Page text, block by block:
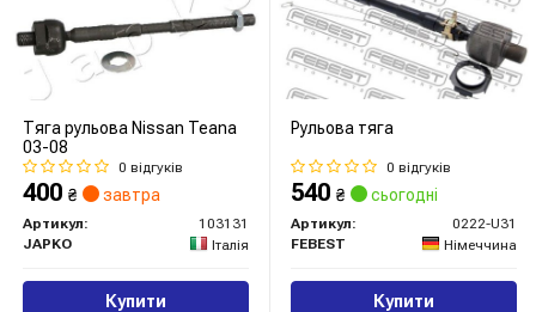
Тяга рульова Nissan Teana
03-08
0 відгуків
400 ₴ завтра
Артикул:
103131
JAPKO
Італія
Купити
Рульова тяга
0 відгуків
540 ₴ сьогодні
Артикул:
0222-U31
FEBEST
Німеччина
Купити